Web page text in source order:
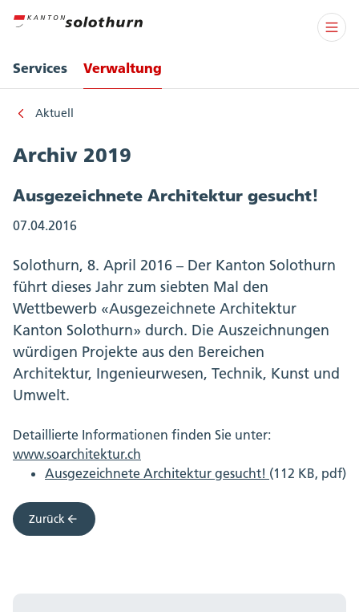
Services Verwaltung
Aktuell
Archiv 2019
Ausgezeichnete Architektur gesucht!
07.04.2016
Solothurn, 8. April 2016 – Der Kanton Solothurn
führt dieses Jahr zum siebten Mal den
Wettbewerb «Ausgezeichnete Architektur
Kanton Solothurn» durch. Die Auszeichnungen
würdigen Projekte aus den Bereichen
Architektur, Ingenieurwesen, Technik, Kunst und
Umwelt.
Detaillierte Informationen finden Sie unter:
www.soarchitektur.ch
Ausgezeichnete Architektur gesucht! (112 KB, pdf)
Zurück